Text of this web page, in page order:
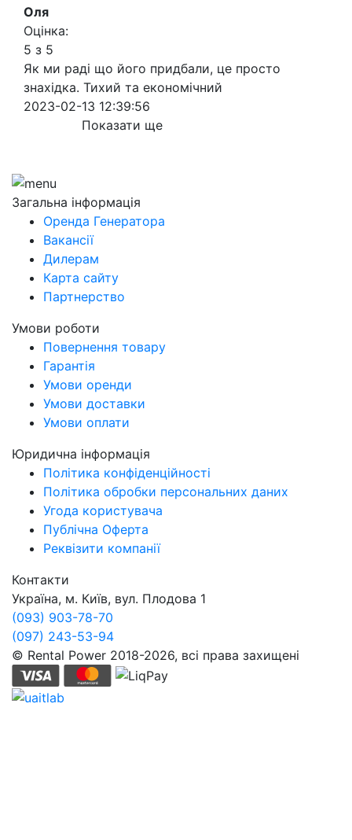
Оля
Оцінка:
5 з 5
Як ми раді що його придбали, це просто
знахідка. Тихий та економічний
2023-02-13 12:39:56
Показати ще
Загальна інформація
Оренда Генератора
Вакансії
Дилерам
Карта сайту
Партнерство
Умови роботи
Повернення товару
Гарантія
Умови оренди
Умови доставки
Умови оплати
Юридична інформація
Політика конфіденційності
Політика обробки персональних даних
Угода користувача
Публічна Оферта
Реквізити компанії
Контакти
Україна, м. Київ, вул. Плодова 1
(093) 903-78-70
(097) 243-53-94
© Rental Power 2018-2026, всі права захищені